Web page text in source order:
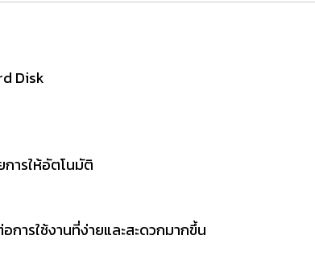
Disk
การให้อัตโนมัติ
ารใช้งานที่ง่ายและสะดวกมากขึ้น